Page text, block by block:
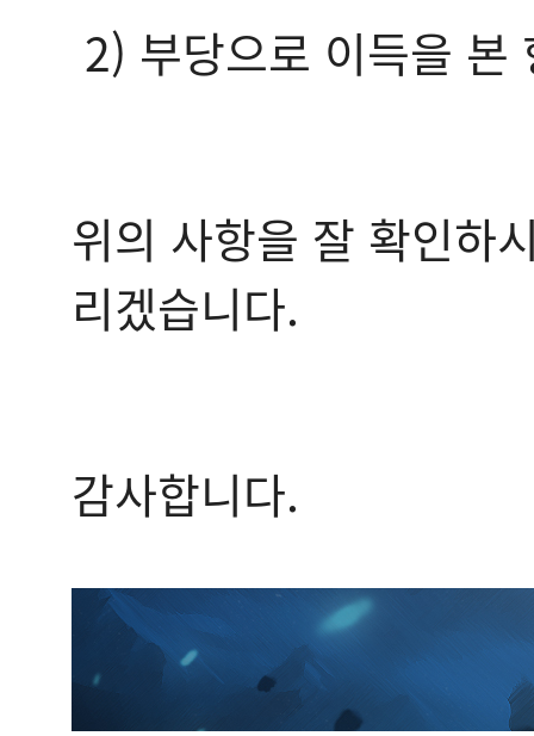
2) 부당으로 이득을 본
위의 사항을 잘 확인하
리겠습니다.
감사합니다.